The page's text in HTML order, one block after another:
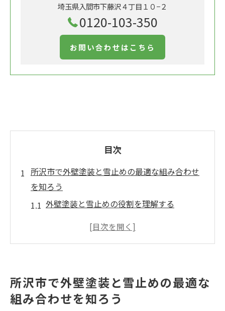
埼玉県入間市下藤沢４丁目１０−２
0120-103-350
お問い合わせはこちら
目次
所沢市で外壁塗装と雪止めの最適な組み合わせ
を知ろう
外壁塗装と雪止めの役割を理解する
地域の特性を考慮したベストな組み合わせ
メンテナンスによる長期的な効果の実現
予算内での効果的な施工方法
所沢市で外壁塗装と雪止めの最適な
組み合わせを知ろう